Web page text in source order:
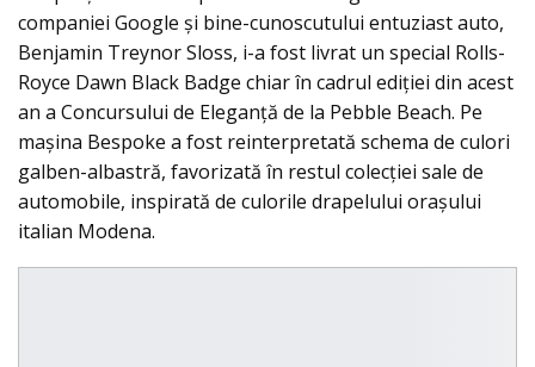
companiei Google și bine-cunoscutului entuziast auto,
Benjamin Treynor Sloss, i-a fost livrat un special Rolls-
Royce Dawn Black Badge chiar în cadrul ediţiei din acest
an a Concursului de Eleganţă de la Pebble Beach. Pe
maşina Bespoke a fost reinterpretată schema de culori
galben-albastră, favorizată în restul colecției sale de
automobile, inspirată de culorile drapelului oraşului
italian Modena.